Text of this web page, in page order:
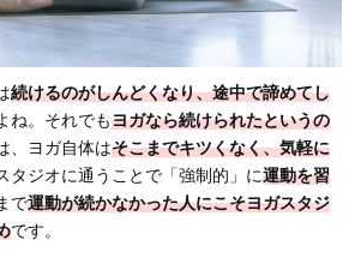
続けるのがしんどくなり、途中で諦めてし
ね。それでもヨガなら続けられたというの
、ヨガ自体はそこまでキツくなく、気軽に
タジオに通うことで「強制的」に運動を習
で運動が続かなかった人にこそヨガスタジ
です。